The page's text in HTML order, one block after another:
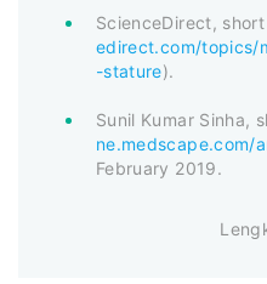
ScienceDirect,
edirect.com/topics/
-stature).
Sunil Kumar Sinha,
ne.medscape.com/
February 2019.